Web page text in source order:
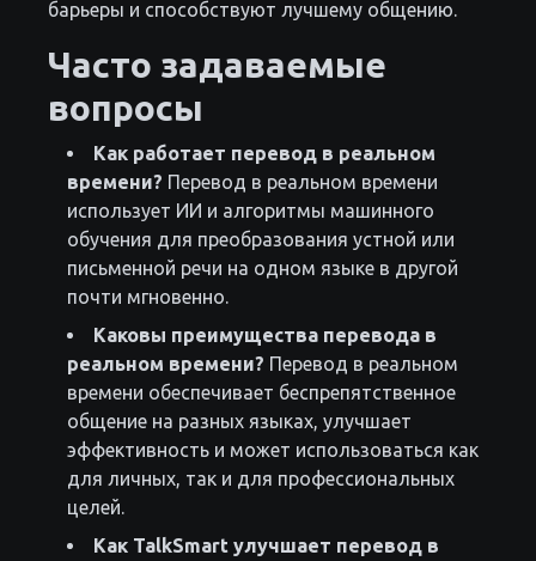
барьеры и способствуют лучшему общению.
Часто задаваемые
вопросы
Как работает перевод в реальном
времени? Перевод в реальном времени
использует ИИ и алгоритмы машинного
обучения для преобразования устной или
письменной речи на одном языке в другой
почти мгновенно.
Каковы преимущества перевода в
реальном времени? Перевод в реальном
времени обеспечивает беспрепятственное
общение на разных языках, улучшает
эффективность и может использоваться как
для личных, так и для профессиональных
целей.
Как TalkSmart улучшает перевод в